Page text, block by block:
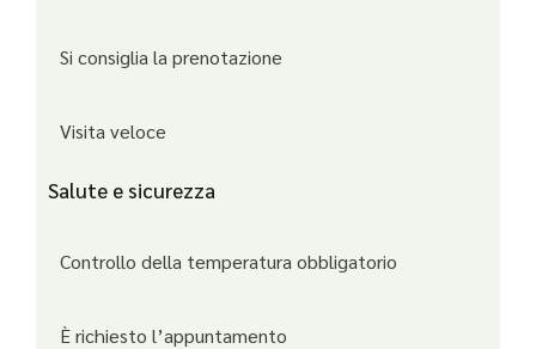
Si consiglia la prenotazione
Visita veloce
Salute e sicurezza
Controllo della temperatura obbligatorio
È richiesto l’appuntamento